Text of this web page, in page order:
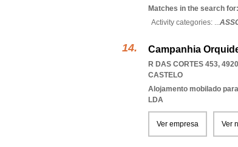
Matches in the search for:
Activity categories: ...
Campanhia
R DAS CORTES 453,
CASTELO
Alojamento mobilado
LDA
Ver empresa Ver